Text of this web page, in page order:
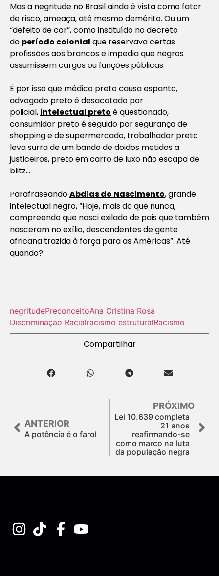
Mas a negritude no Brasil ainda é vista como fator
de risco, ameaça, até mesmo demérito. Ou um
“defeito de cor”, como instituído no decreto
do período colonial que reservava certas
profissões aos brancos e impedia que negros
assumissem cargos ou funções públicas.
É por isso que médico preto causa espanto,
advogado preto é desacatado por
policial, intelectual preto é questionado,
consumidor preto é seguido por segurança de
shopping e de supermercado, trabalhador preto
leva surra de um bando de doidos metidos a
justiceiros, preto em carro de luxo não escapa de
blitz…
ParafraseandoAbdias do Nascimento, grande
intelectual negro, “Hoje, mais do que nunca,
compreendo que nasci exilado de pais que também
nasceram no exílio, descendentes de gente
africana trazida à força para as Américas”. Até
quando?
negritudePreconceitoAna Cristina Rosa
Discriminação Racialracismo estruturalRacismo
Compartilhar
ANTERIOR
A potência é o farol
PRÓXIMO
Lei 10.639 completa
21 anos
reafirmando-se
como marco na luta
da população negra